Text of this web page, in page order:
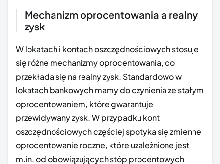
Mechanizm oprocentowania a realny
zysk
W lokatach i kontach oszczędnościowych stosuje
się różne mechanizmy oprocentowania, co
przekłada się na realny zysk. Standardowo w
lokatach bankowych mamy do czynienia ze stałym
oprocentowaniem, które gwarantuje
przewidywany zysk. W przypadku kont
oszczędnościowych częściej spotyka się zmienne
oprocentowanie roczne, które uzależnione jest
m.in. od obowiązujących stóp procentowych